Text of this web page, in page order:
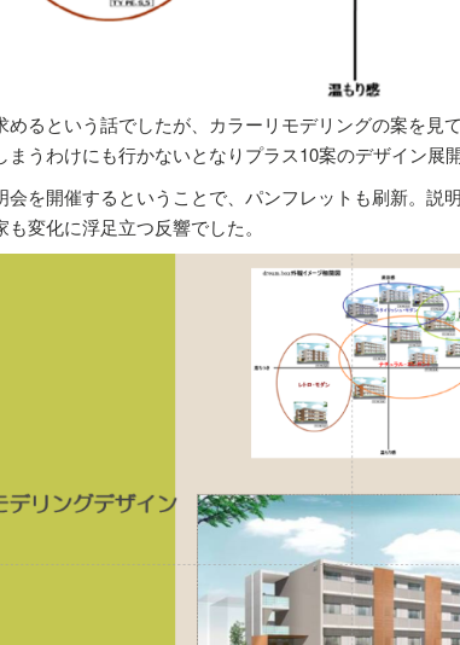
めるという話でしたが、カラーリモデリングの案を見
まうわけにも行かないとなりプラス10案のデザイン展
会を開催するということで、パンフレットも刷新。説
変化に浮足立つ反響でした。